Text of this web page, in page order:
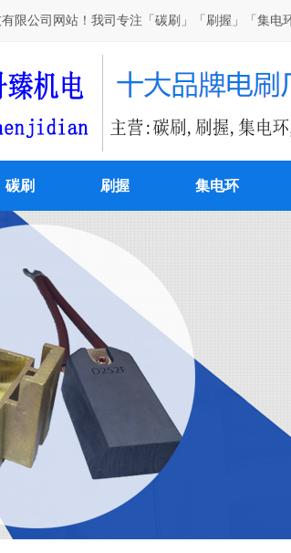
限公司网站！我司专注「碳刷」「刷握」「集电
碳刷 刷握 集电环